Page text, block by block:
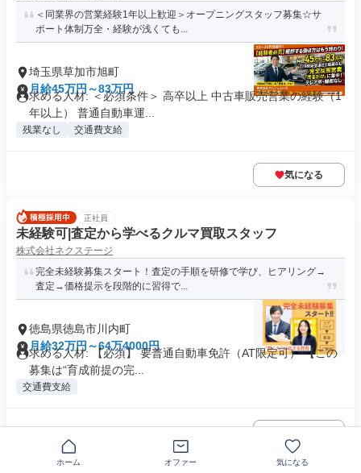
＜同業界の営業経験1年以上歓迎＞オープニングスタッフ募集☆サ
ポート体制万全・経験が浅くても...
埼玉県草加市旭町
月給45万円～83万円
求める人材: ＜必須条件＞ 高卒以上 中古車販売営業の経験（1
年以上） 普通自動車運...
残業なし 交通費支給
気になる
正社員
未経験可|査定から学べるクルマ買取スタッフ
株式会社ネクステージ
完全未経験募集スタート！査定の手順を研修で学び、ヒアリング→
査定→価格提示を段階的に習得で...
徳島県徳島市川内町
月給32万円～64万4000円
求める人材: 【必須】 要普通自動車免許（AT限定可） 【この
募集は“育成前提の完...
交通費支給
ホーム オファー 気になる